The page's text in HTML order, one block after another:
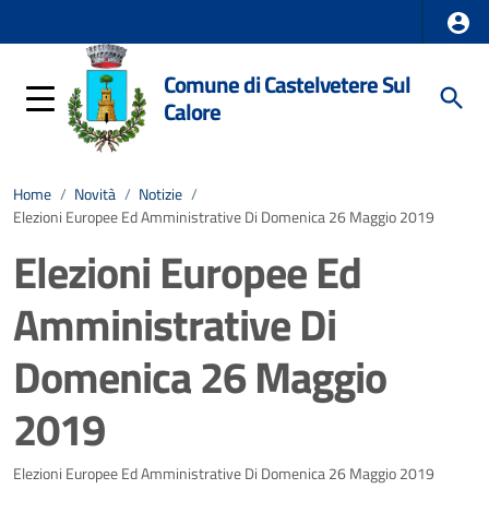
Comune di Castelvetere Sul
Calore
Home / Novità / Notizie /
Elezioni Europee Ed Amministrative Di Domenica 26 Maggio 2019
Elezioni Europee Ed
Amministrative Di
Domenica 26 Maggio
2019
Dettagli della notizia
Elezioni Europee Ed Amministrative Di Domenica 26 Maggio 2019